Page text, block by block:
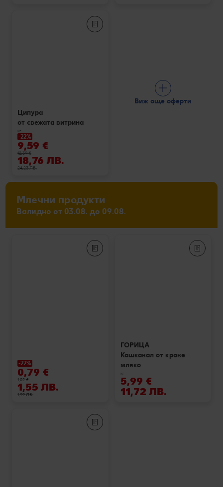
Ципура
от свежата витрина
кг
-22%
9,59 €
12,39 €
18,76 ЛВ.
24,23 ЛВ.
Виж още оферти
Млечни продукти
Валидно от 03.08. до 09.08.
-22%
0,79 €
1,02 €
1,55 ЛВ.
1,99 ЛВ.
ГОРИЦА
Кашкавал от краве
мляко
кг
5,99 €
11,72 ЛВ.